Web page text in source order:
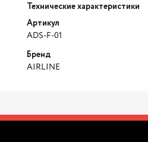
Технические характеристики
Артикул
ADS-F-01
Бренд
AIRLINE